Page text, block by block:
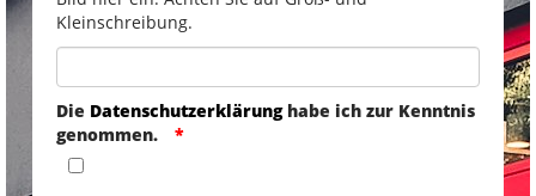
Kleinschreibung.
Die Datenschutzerklärunghabe ich zur Kenntnis
genommen.